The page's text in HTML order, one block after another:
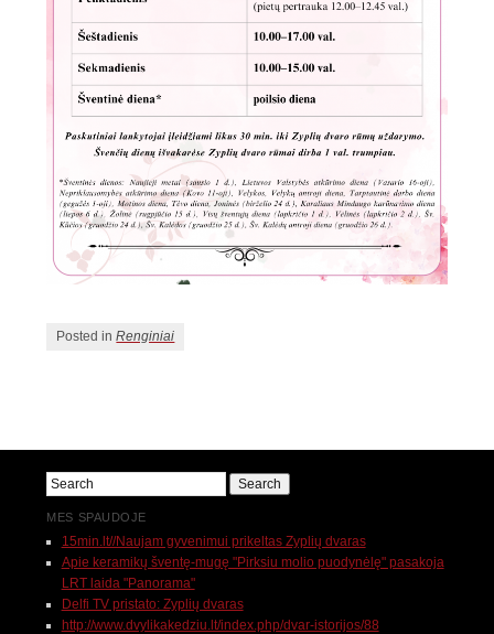
Posted inRenginiai
MES SPAUDOJE
15min.lt//Naujam gyvenimui prikeltas Zyplių dvaras
Apie keramikų šventę-mugę "Pirksiu molio puodynėlę" pasakoja
LRT laida "Panorama"
Delfi TV pristato: Zyplių dvaras
http://www.dvylikakedziu.lt/index.php/dvar-istorijos/88